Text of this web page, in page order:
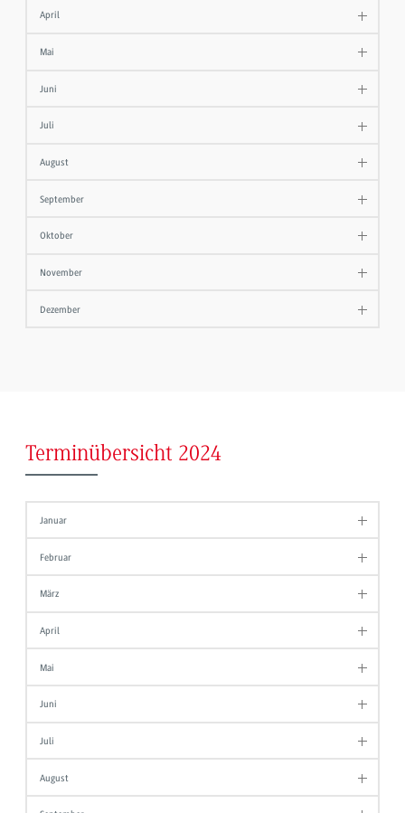
April
Mai
Juni
Juli
August
September
Oktober
November
Dezember
Terminübersicht 2024
Januar
Februar
März
April
Mai
Juni
Juli
August